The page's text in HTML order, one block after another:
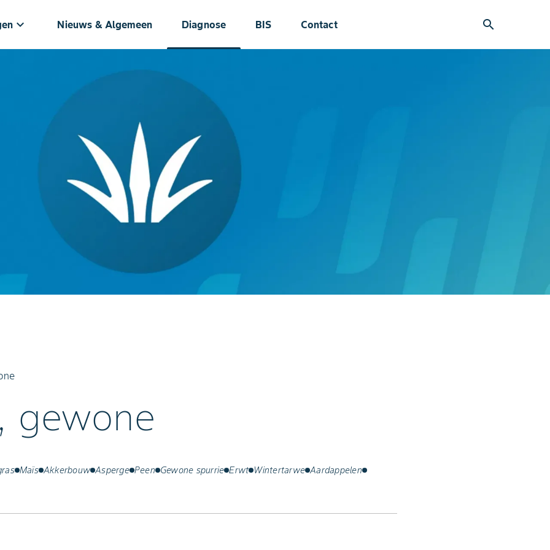
keyboard_arrow_down Nieuws & Algemeen Diagnose BIS Contact search
gewone
Maïs Akkerbouw Asperge Peen Gewone spurrie Erwt Wintertarwe Aardappelen